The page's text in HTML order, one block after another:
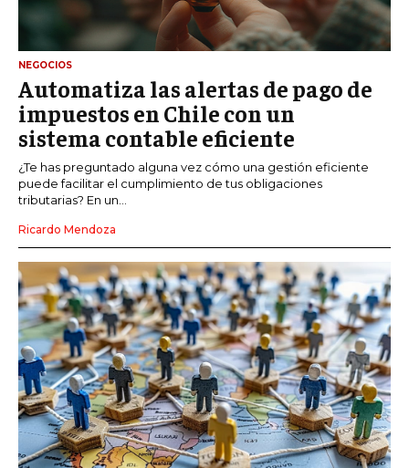
NEGOCIOS
Automatiza las alertas de pago de
impuestos en Chile con un
sistema contable eficiente
¿Te has preguntado alguna vez cómo una gestión eficiente
puede facilitar el cumplimiento de tus obligaciones
tributarias? En un...
Ricardo Mendoza